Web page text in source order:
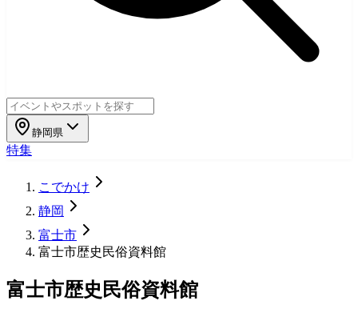
静岡県
特集
こでかけ
静岡
富士市
富士市歴史民俗資料館
富士市歴史民俗資料館